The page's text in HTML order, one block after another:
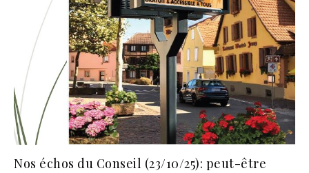
Nos échos du Conseil (23/10/25): peut-être